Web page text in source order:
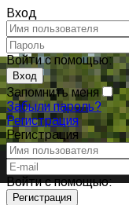
Вход
Войти с помощью:
Запомнить меня
Забыли пароль?
Регистрация
Регистрация
Войти с помощью: